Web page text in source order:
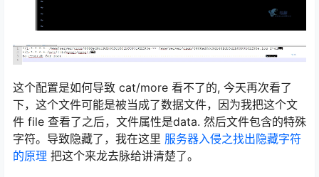
这个配置是如何导致 cat/more 看不了的, 今天再次看了
下，这个文件可能是被当成了数据文件，因为我把这个文
件 file 查看了之后，文件属性是data. 然后文件包含的特殊
字符。导致隐藏了，我在这里 服务器入侵之找出隐藏字符
的原理 把这个来龙去脉给讲清楚了。